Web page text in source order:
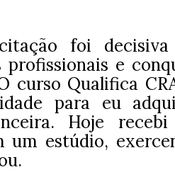
foi
profissionais e
curso Qualifica
para eu
Hoje
um estúdio,